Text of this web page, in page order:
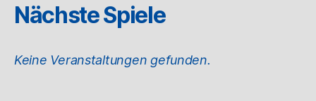
Nächste Spiele
Keine Veranstaltungen gefunden.